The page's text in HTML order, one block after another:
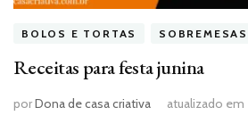
BOLOS E TORTAS SOBREMESAS
Receitas para festa junina
porDona de casa criativa atualizado em